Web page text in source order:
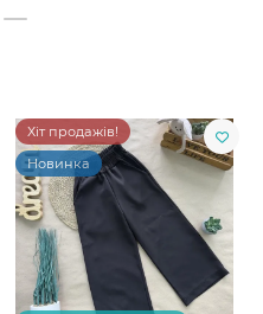
Хіт продажів!
Новинка